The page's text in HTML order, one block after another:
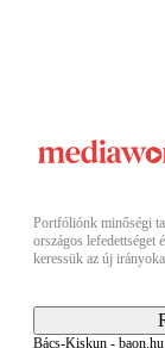
Portfóliónk minőségi
országos lefedettséget
keressük az új
Bács-Kiskun - baon.hu